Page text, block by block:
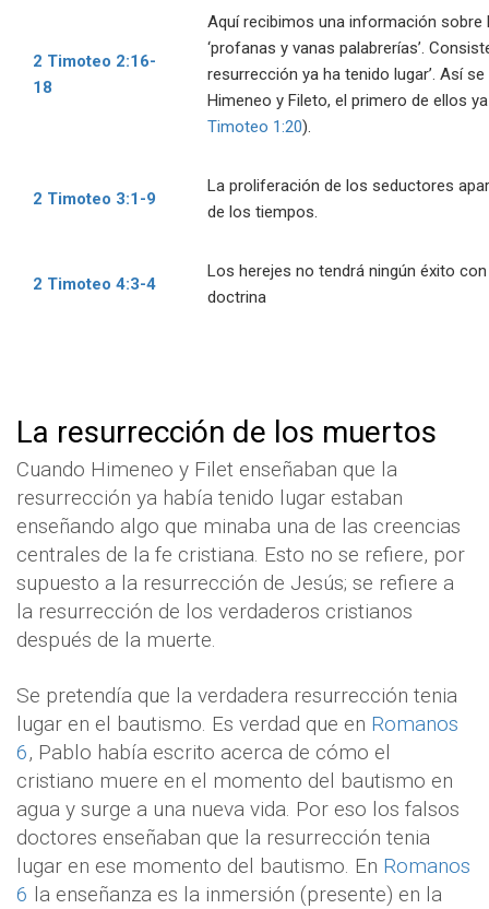
2 Timoteo 2:16-
18
Aquí recibimos una información sobre
‘profanas y vanas palabrerías’.
resurrección ya ha tenido lugar’. Así
Himeneo y Fileto, el primero de ellos
Timoteo 1:20).
2 Timoteo 3:1-9
La proliferación de los seductores
de los tiempos.
2 Timoteo 4:3-4
Los herejes no tendrá ningún éxito
doctrina
La resurrección de los muertos
Cuando Himeneo y Filet enseñaban que la
resurrección ya había tenido lugar estaban
enseñando algo que minaba una de las creencias
centrales de la fe cristiana. Esto no se refiere, por
supuesto a la resurrección de Jesús; se refiere a
la resurrección de los verdaderos cristianos
después de la muerte.
Se pretendía que la verdadera resurrección tenia
lugar en el bautismo. Es verdad que en Romanos
6, Pablo había escrito acerca de cómo el
cristiano muere en el momento del bautismo en
agua y surge a una nueva vida. Por eso los falsos
doctores enseñaban que la resurrección tenia
lugar en ese momento del bautismo. En Romanos
6 la enseñanza es la inmersión (presente) en la